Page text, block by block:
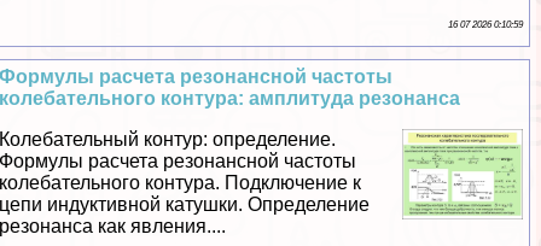
16 07 2026 0:10:59
Формулы расчета резонансной частоты
колебательного контура: амплитуда резонанса
Колебательный контур: определение.
Формулы расчета резонансной частоты
колебательного контура. Подключение к
цепи индуктивной катушки. Определение
резонанса как явления....